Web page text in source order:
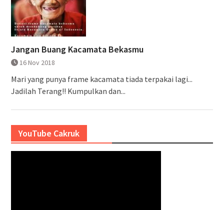
Jangan Buang Kacamata Bekasmu
16 Nov 2018
Mari yang punya frame kacamata tiada terpakai lagi...
Jadilah Terang!! Kumpulkan dan...
YouTube Cakruk